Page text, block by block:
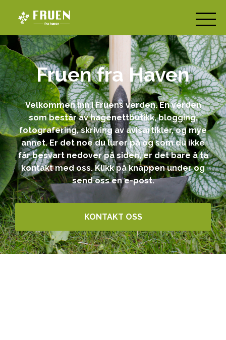
Fruen fra Haven
Velkommen inn i Fruens verden. En verden
som består av hagenettbutikk, blogging,
fotografering, skriving av avisartikler, og mye
annet. Er det noe du lurer på og som du ikke
får besvart nedover på siden, er det bare å ta
kontakt med oss. Klikk på knappen under og
send oss en e-post.
KONTAKT OSS